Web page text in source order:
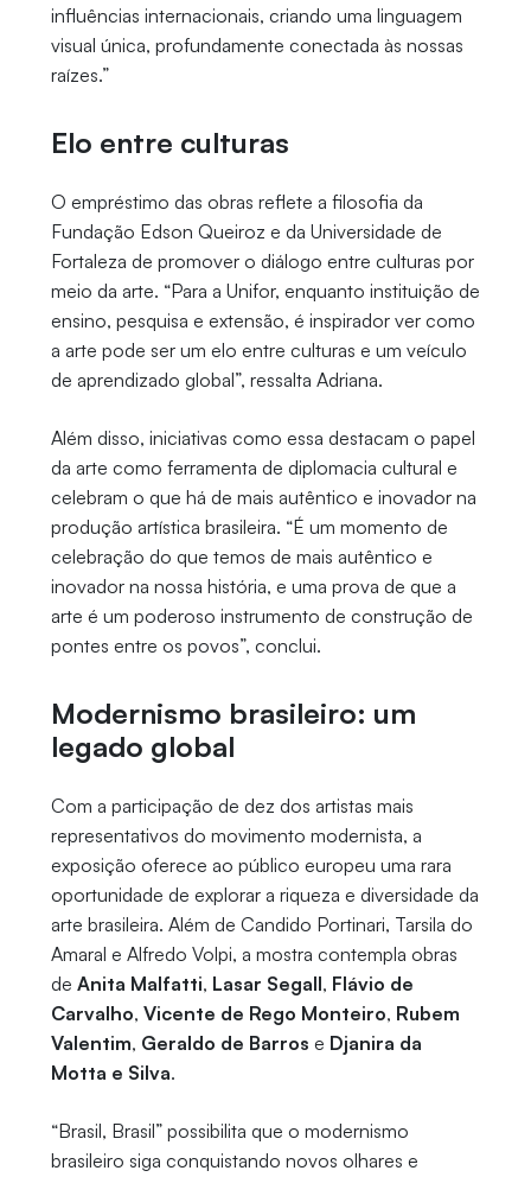
influências internacionais, criando uma linguagem
visual única, profundamente conectada às nossas
raízes.”
Elo entre culturas
O empréstimo das obras reflete a filosofia da
Fundação Edson Queiroz e da Universidade de
Fortaleza de promover o diálogo entre culturas por
meio da arte. “Para a Unifor, enquanto instituição de
ensino, pesquisa e extensão, é inspirador ver como
a arte pode ser um elo entre culturas e um veículo
de aprendizado global”, ressalta Adriana.
Além disso, iniciativas como essa destacam o papel
da arte como ferramenta de diplomacia cultural e
celebram o que há de mais autêntico e inovador na
produção artística brasileira. “É um momento de
celebração do que temos de mais autêntico e
inovador na nossa história, e uma prova de que a
arte é um poderoso instrumento de construção de
pontes entre os povos”, conclui.
Modernismo brasileiro: um
legado global
Com a participação de dez dos artistas mais
representativos do movimento modernista, a
exposição oferece ao público europeu uma rara
oportunidade de explorar a riqueza e diversidade da
arte brasileira. Além de Candido Portinari, Tarsila do
Amaral e Alfredo Volpi, a mostra contempla obras
de Anita Malfatti, Lasar Segall, Flávio de
Carvalho, Vicente de Rego Monteiro, Rubem
Valentim, Geraldo de Barros e Djanira da
Motta e Silva.
“Brasil, Brasil” possibilita que o modernismo
brasileiro siga conquistando novos olhares e